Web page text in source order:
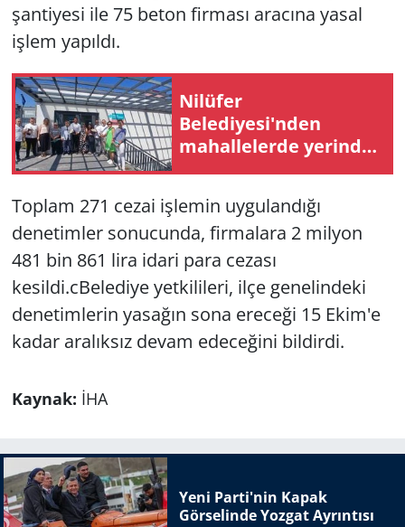
şantiyesi ile 75 beton firması aracına yasal
işlem yapıldı.
Nilüfer
Belediyesi'nden
mahallelerde yerinde
inceleme
Toplam 271 cezai işlemin uygulandığı
denetimler sonucunda, firmalara 2 milyon
481 bin 861 lira idari para cezası
kesildi.cBelediye yetkilileri, ilçe genelindeki
denetimlerin yasağın sona ereceği 15 Ekim'e
kadar aralıksız devam edeceğini bildirdi.
Kaynak: İHA
Yeni Parti'nin Kapak
Görselinde Yozgat Ayrıntısı